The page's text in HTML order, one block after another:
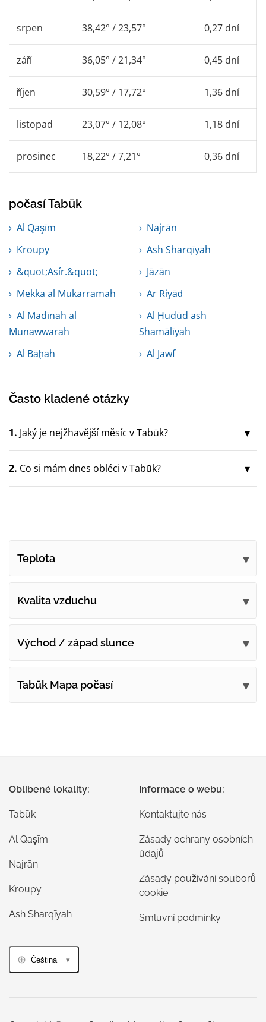
srpen 38,42° / 23,57° 0,27 dní
září 36,05° / 21,34° 0,45 dní
říjen 30,59° / 17,72° 1,36 dní
listopad 23,07° / 12,08° 1,18 dní
prosinec 18,22° / 7,21° 0,36 dní
počasí Tabūk
Al Qaşīm
Najrān
Kroupy
Ash Sharqīyah
&quot;Asír.&quot;
Jāzān
Mekka al Mukarramah
Ar Riyāḑ
Al Madīnah al
Munawwarah
Al Ḩudūd ash
Shamālīyah
Al Bāḩah
Al Jawf
Často kladené otázky
1. Jaký je nejžhavější měsíc v Tabūk?
2. Co si mám dnes obléci v Tabūk?
Teplota
Kvalita vzduchu
Východ / západ slunce
Tabūk Mapa počasí
Oblíbené lokality:
Tabūk
Al Qaşīm
Najrān
Kroupy
Ash Sharqīyah
Informace o webu:
Kontaktujte nás
Zásady ochrany osobních
údajů
Zásady používání souborů
cookie
Smluvní podmínky
Čeština